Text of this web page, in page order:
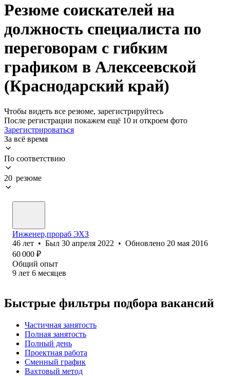
Резюме соискателей на
должность специалиста по
переговорам с гибким
графиком в Алексеевской
(Краснодарский край)
Чтобы видеть все резюме, зарегистрируйтесь
После регистрации покажем ещё 10 и откроем фото
Зарегистрироваться
За всё время
По соответствию
20 резюме
Инженер,прораб ЭХЗ
46 лет • Был 30 апреля 2022 • Обновлено 20 мая 2016
60 000 ₽
Общий опыт
9 лет 6 месяцев
Быстрые фильтры подбора вакансий
Частичная занятость
Полная занятость
Полный день
Проектная работа
Сменный график
Вахтовый метод